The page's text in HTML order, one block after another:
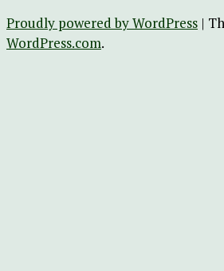
Proudly powered by WordPress |
WordPress.com.